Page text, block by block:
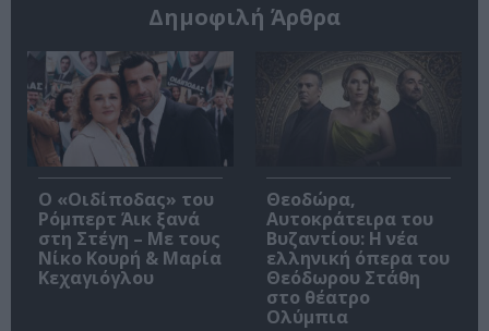
Δημοφιλή Άρθρα
O «Οιδίποδας» του
Ρόμπερτ Άικ ξανά
στη Στέγη – Με τους
Νίκο Κουρή & Μαρία
Κεχαγιόγλου
Θεοδώρα,
Αυτοκράτειρα του
Βυζαντίου: Η νέα
ελληνική όπερα του
Θεόδωρου Στάθη
στο θέατρο
Ολύμπια